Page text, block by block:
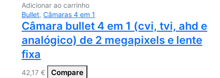
Adicionar ao carrinho
Bullet, Câmaras 4 em 1
Câmara bullet 4 em 1 (cvi, tvi, ahd e
analógico) de 2 megapixels e lente
fixa
42,17 € Compare